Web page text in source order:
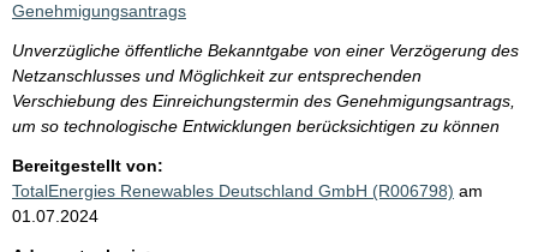
Genehmigungsantrags
Unverzügliche öffentliche Bekanntgabe von einer Verzögerung des
Netzanschlusses und Möglichkeit zur entsprechenden
Verschiebung des Einreichungstermin des Genehmigungsantrags,
um so technologische Entwicklungen berücksichtigen zu können
Bereitgestellt von:
TotalEnergies Renewables Deutschland GmbH (R006798) am
01.07.2024